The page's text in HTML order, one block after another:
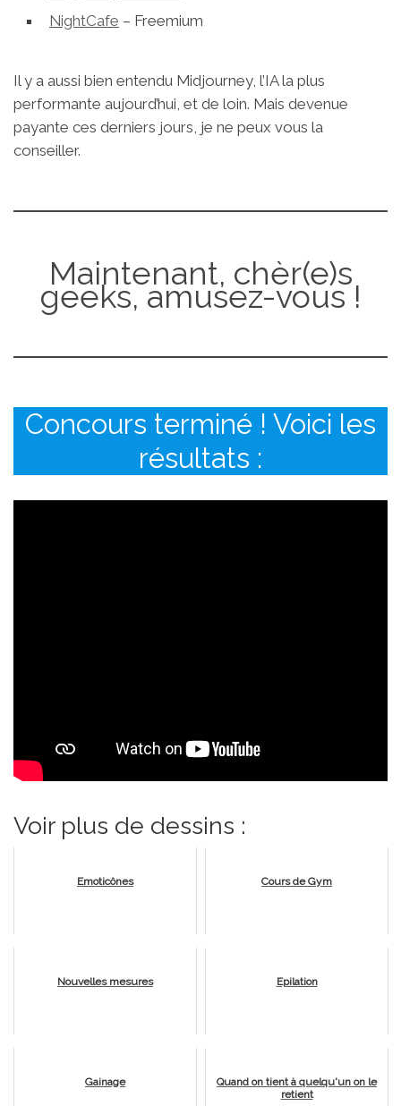
NightCafe – Freemium
Il y a aussi bien entendu Midjourney, l’IA la plus
performante aujourd’hui, et de loin. Mais devenue
payante ces derniers jours, je ne peux vous la
conseiller.
Maintenant, chèr(e)s
geeks, amusez-vous !
Concours terminé ! Voici les
résultats :
Voir plus de dessins :
Emoticônes Cours de Gym
Nouvelles mesures Epilation
Gainage
Quand on tient à quelqu'un on le
retient